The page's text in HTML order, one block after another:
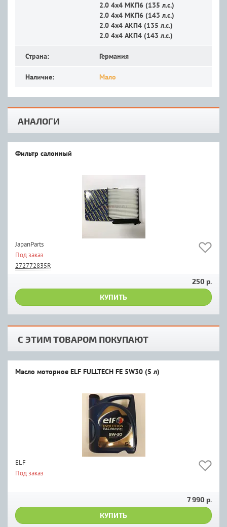
2.0 4x4 MКП6 (135 л.с.)
2.0 4x4 MКП6 (143 л.с.)
2.0 4x4 АКП4 (135 л.с.)
2.0 4x4 АКП4 (143 л.с.)
Страна: Германия
Наличие: Мало
АНАЛОГИ
Фильтр салонный
JapanParts
Под заказ
272772835R
250 р.
КУПИТЬ
С ЭТИМ ТОВАРОМ ПОКУПАЮТ
Масло моторное ELF FULLTECH FE 5W30 (5 л)
ELF
Под заказ
7 990 р.
КУПИТЬ